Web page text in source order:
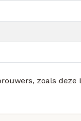
zoals deze